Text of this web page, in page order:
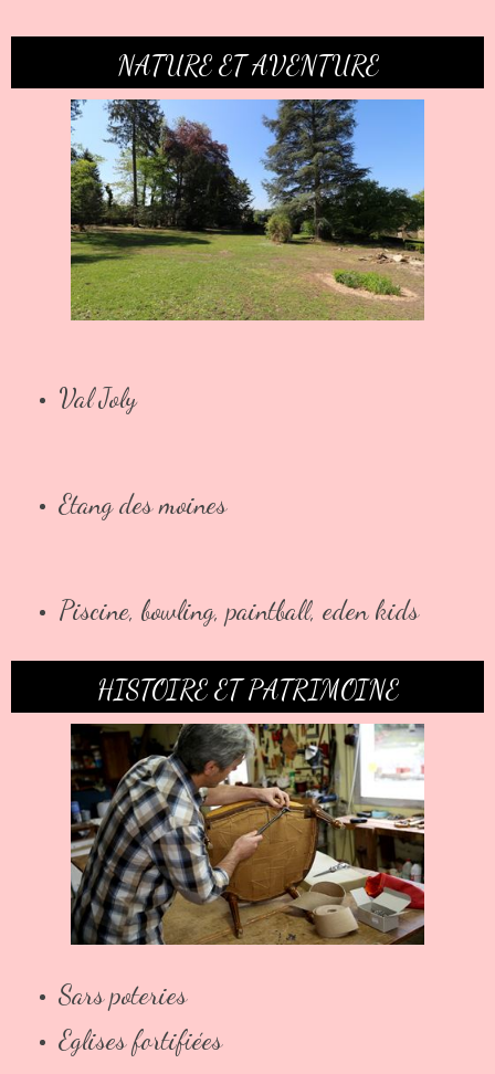
NATURE ET AVENTURE
Val Joly
Etang des moines
Piscine, bowling, paintball, eden kids
HISTOIRE ET PATRIMOINE
Sars poteries
Eglises fortifiées